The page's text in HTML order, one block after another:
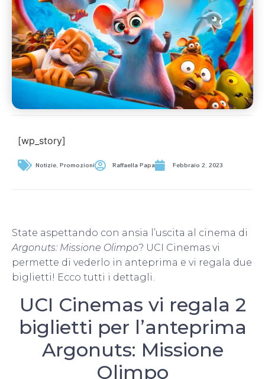
[wp_story]
Notizie, Promozioni Raffaella Papa Febbraio 2, 2023
State aspettando con ansia l’uscita al cinema di
Argonuts: Missione Olimpo? UCI Cinemas vi
permette di vederlo in anteprima e vi regala due
biglietti! Ecco tutti i dettagli.
UCI Cinemas vi regala 2
biglietti per l’anteprima
Argonuts: Missione
Olimpo